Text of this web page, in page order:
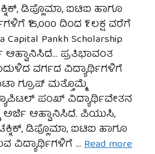
ಡಿಪ್ಲೊಮಾ, ಐಟಿಐ ಹಾಗೂ
₹15,000 ದಿಂದ ₹1 ಲಕ್ಷ ವರೆಗೆ
Pankh Scholarship
ಆಹ್ವಾನಿಸಿದೆ… ಪ್ರತಿಭಾವಂತ
ವರ್ಗದ ವಿದ್ಯಾರ್ಥಿಗಳಿಗೆ
ಗ್ರೂಪ್ ಮತ್ತೊಮ್ಮೆ
ಪಂಖ್ ವಿದ್ಯಾರ್ಥಿವೇತನ
ಅರ್ಜಿ ಆಹ್ವಾನಿಸಿದೆ. ಪಿಯುಸಿ,
ಡಿಪ್ಲೊಮಾ, ಐಟಿಐ ಹಾಗೂ
ವಿದ್ಯಾರ್ಥಿಗಳಿಗೆ … Read more